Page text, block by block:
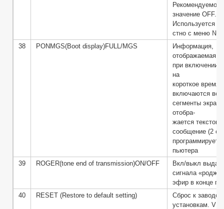
Рекомендуемое
значение OFF.
Используется
стно с меню
38
PONMGS(Boot display)FULL/MGS
Информация,
отображаемая
при включении.
на
короткое время
включаются все
сегменты
отобра-
жается
сообщение (2
пьютера
39
ROGER(tone end of transmission)ON/OFF
Вкл/выкл
сигнала
эфир в конце
40
RESET (Restore to default setting)
Сброс к
установкам.